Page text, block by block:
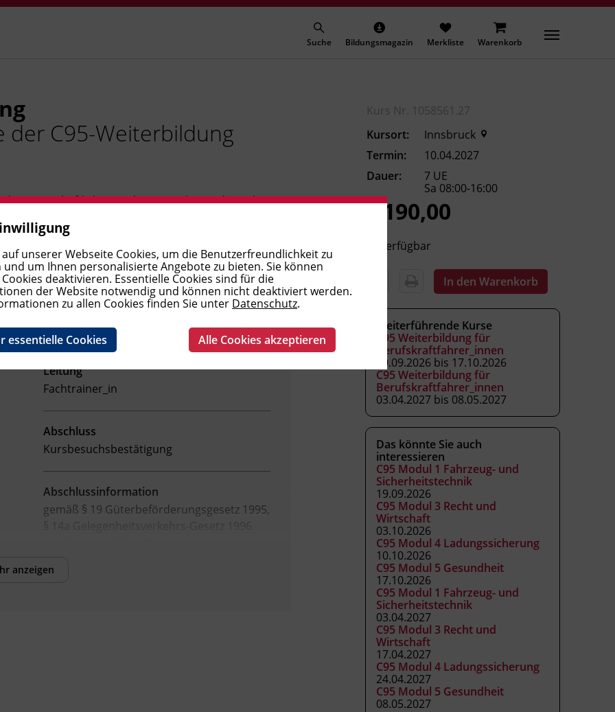
Suche Bildungsmagazin Merkliste Warenkorb
der C95-Weiterbildung
wirtschaftlichen und vorausschauenden Fahren.
Umwelt und Betriebskosten
Leitung
Fachtrainer_in
Abschluss
Kursbesuchsbestätigung
Abschlussinformation
gemäß § 19 Güterbeförderungsgesetz 1995,
§ 14a Gelegenheitsverkehrs-Gesetz 1996
anzeigen
Kurs Nr. 1058561.27
Kursort:
Innsbruck
Termin:
10.04.2027
Dauer:
7 UE
Sa 08:00-16:00
€ 190,00
Verfügbar
In den Warenkorb
Weiterführende Kurse
C95 Weiterbildung für
Berufskraftfahrer_innen
19.09.2026 bis 17.10.2026
C95 Weiterbildung für
Berufskraftfahrer_innen
03.04.2027 bis 08.05.2027
Das könnte Sie auch
interessieren
C95 Modul 1 Fahrzeug- und
Sicherheitstechnik
19.09.2026
C95 Modul 3 Recht und
Wirtschaft
03.10.2026
C95 Modul 4 Ladungssicherung
10.10.2026
C95 Modul 5 Gesundheit
17.10.2026
C95 Modul 1 Fahrzeug- und
Sicherheitstechnik
03.04.2027
C95 Modul 3 Recht und
Wirtschaft
17.04.2027
C95 Modul 4 Ladungssicherung
24.04.2027
C95 Modul 5 Gesundheit
08.05.2027
unserer Webseite Cookies, um die Benutzerfreundlichkeit zu
und um Ihnen personalisierte Angebote zu bieten. Sie können
deaktivieren. Essentielle Cookies sind für die
der Website notwendig und können nicht deaktiviert werden.
zu allen Cookies finden Sie unter Datenschutz.
essentielle Cookies Alle Cookies akzeptieren